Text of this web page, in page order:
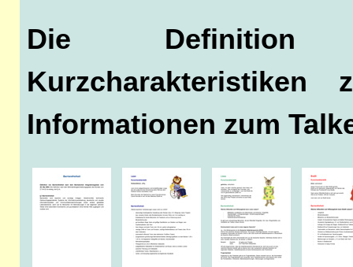
Die Definition
Informationen zum